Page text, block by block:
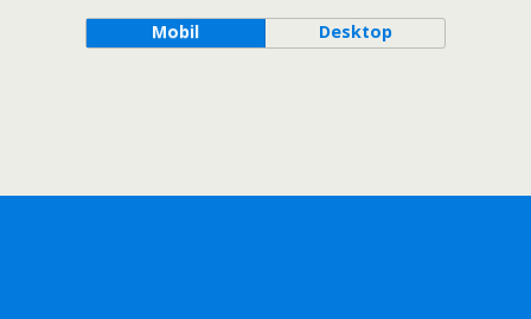
Mobil Desktop